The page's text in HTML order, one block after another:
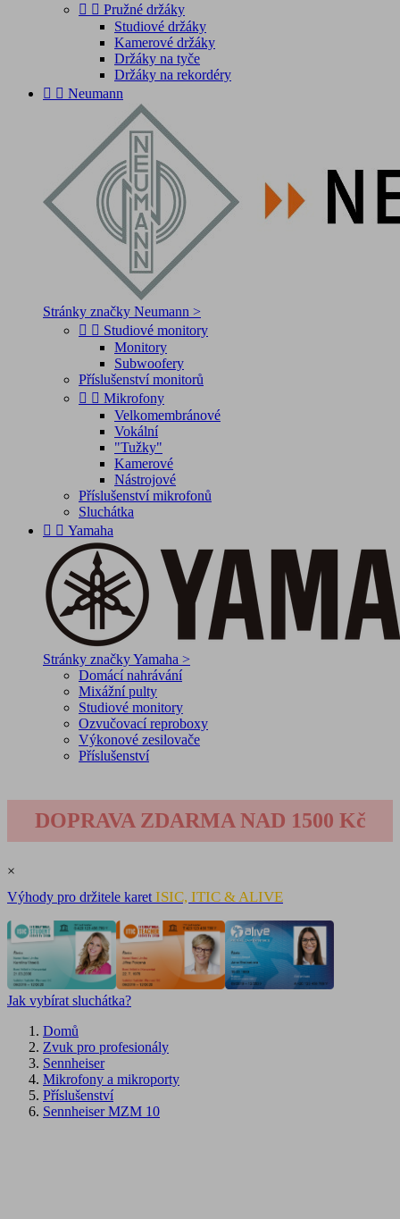
  Pružné držáky
Studiové držáky
Kamerové držáky
Držáky na tyče
Držáky na rekordéry
  Neumann
Stránky značky Neumann >
  Studiové monitory
Monitory
Subwoofery
Příslušenství monitorů
  Mikrofony
Velkomembránové
Vokální
"Tužky"
Kamerové
Nástrojové
Příslušenství mikrofonů
Sluchátka
  Yamaha
Stránky značky Yamaha >
Domácí nahrávání
Mixážní pulty
Studiové monitory
Ozvučovací reproboxy
Výkonové zesilovače
Příslušenství
DOPRAVA ZDARMA NAD 1500 Kč
×
Výhody pro držitele karet ISIC, ITIC & ALIVE
Jak vybírat sluchátka?
Domů
Zvuk pro profesionály
Sennheiser
Mikrofony a mikroporty
Příslušenství
Sennheiser MZM 10